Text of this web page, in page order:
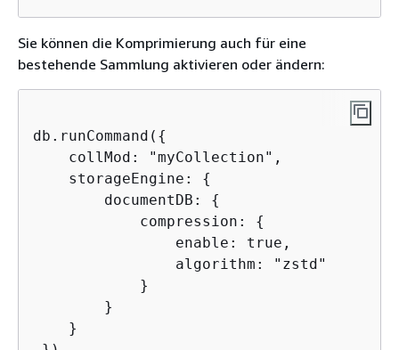
Sie können die Komprimierung auch für eine
bestehende Sammlung aktivieren oder ändern:
db.runCommand( {
    collMod: "myCollection",
    storageEngine:
{
        documentDB:
{
            compression:
{
                enable: true,
                algorithm: "zstd"
            }
        }
    }